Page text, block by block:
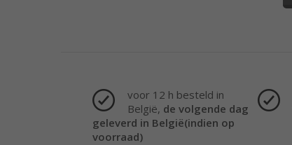
voor 12 h besteld in
België, de volgende dag
geleverd in België(indien op
voorraad)